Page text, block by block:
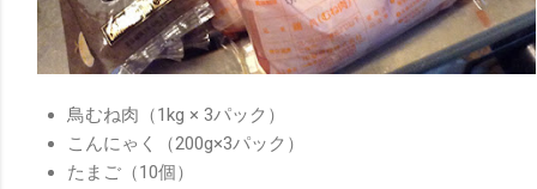
鳥むね肉（1kg × 3パック）
こんにゃく（200g×3パック）
たまご（10個）